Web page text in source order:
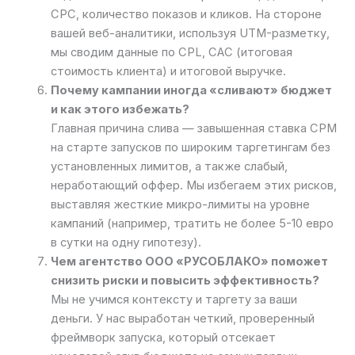
CPC, количество показов и кликов. На стороне
вашей веб-аналитики, используя UTM-разметку,
мы сводим данные по CPL, CAC (итоговая
стоимость клиента) и итоговой выручке.
Почему кампании иногда «сливают» бюджет
и как этого избежать?
Главная причина слива — завышенная ставка CPM
на старте запусков по широким таргетингам без
установленных лимитов, а также слабый,
неработающий оффер. Мы избегаем этих рисков,
выставляя жесткие микро-лимиты на уровне
кампаний (например, тратить не более 5-10 евро
в сутки на одну гипотезу).
Чем агентство ООО «РУСОБЛАКО» поможет
снизить риски и повысить эффективность?
Мы не учимся контексту и таргету за ваши
деньги. У нас выработан четкий, проверенный
фреймворк запуска, который отсекает